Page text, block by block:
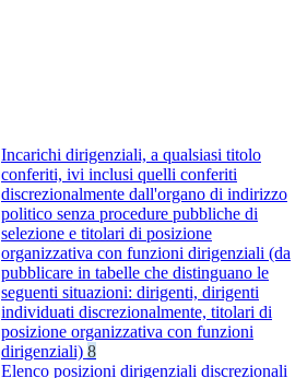
Incarichi dirigenziali, a qualsiasi titolo
conferiti, ivi inclusi quelli conferiti
discrezionalmente dall'organo di indirizzo
politico senza procedure pubbliche di
selezione e titolari di posizione
organizzativa con funzioni dirigenziali (da
pubblicare in tabelle che distinguano le
seguenti situazioni: dirigenti, dirigenti
individuati discrezionalmente, titolari di
posizione organizzativa con funzioni
dirigenziali) 8
Elenco posizioni dirigenziali discrezionali